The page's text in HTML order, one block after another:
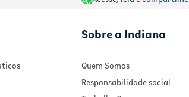
Sobre a Indiana
Quem Somos
Responsabilidade social